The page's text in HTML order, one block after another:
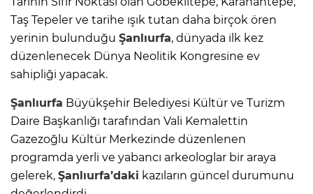
Taş Tepeler ve tarihe ışık tutan daha birçok ören
yerinin bulunduğu Şanlıurfa, dünyada ilk kez
düzenlenecek Dünya Neolitik Kongresine ev
sahipliği yapacak.
Şanlıurfa Büyükşehir Belediyesi Kültür ve Turizm
Daire Başkanlığı tarafından Vali Kemalettin
Gazezoğlu Kültür Merkezinde düzenlenen
programda yerli ve yabancı arkeologlar bir araya
gelerek, Şanlıurfa’daki kazıların güncel durumunu